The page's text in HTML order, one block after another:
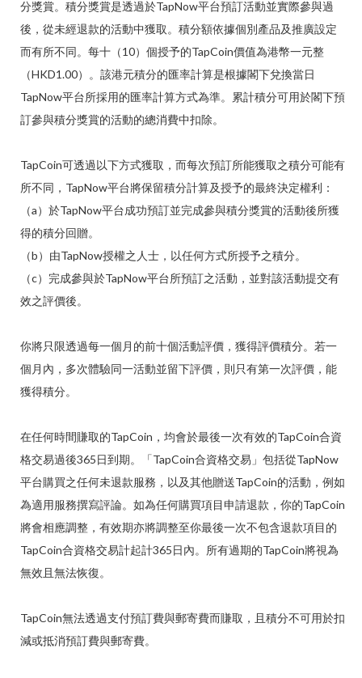
分獎賞。積分獎賞是透過於TapNow平台預訂活動並實際參與過
後，從未經退款的活動中獲取。積分額依據個別產品及推廣設定
而有所不同。每十（10）個授予的TapCoin價值為港幣一元整
（HKD1.00）。該港元積分的匯率計算是根據閣下兌換當日
TapNow平台所採用的匯率計算方式為準。累計積分可用於閣下預
訂參與積分獎賞的活動的總消費中扣除。
TapCoin可透過以下方式獲取，而每次預訂所能獲取之積分可能有
所不同，TapNow平台將保留積分計算及授予的最終決定權利：
（a）於TapNow平台成功預訂並完成參與積分獎賞的活動後所獲
得的積分回贈。
（b）由TapNow授權之人士，以任何方式所授予之積分。
（c）完成參與於TapNow平台所預訂之活動，並對該活動提交有
效之評價後。
你將只限透過每一個月的前十個活動評價，獲得評價積分。若一
個月內，多次體驗同一活動並留下評價，則只有第一次評價，能
獲得積分。
在任何時間賺取的TapCoin，均會於最後一次有效的TapCoin合資
格交易過後365日到期。「TapCoin合資格交易」包括從TapNow
平台購買之任何未退款服務，以及其他贈送TapCoin的活動，例如
為適用服務撰寫評論。如為任何購買項目申請退款，你的TapCoin
將會相應調整，有效期亦將調整至你最後一次不包含退款項目的
TapCoin合資格交易計起計365日內。所有過期的TapCoin將視為
無效且無法恢復。
TapCoin無法透過支付預訂費與郵寄費而賺取，且積分不可用於扣
減或抵消預訂費與郵寄費。